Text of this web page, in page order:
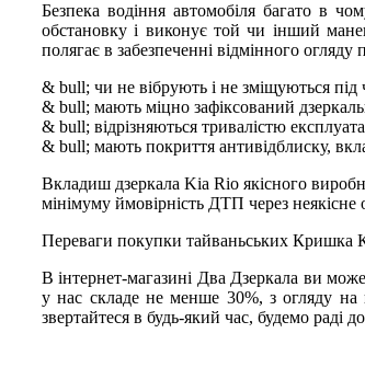
Безпека водіння автомобіля багато в
обстановку і виконує той чи інший
полягає в забезпеченні відмінного
& bull; чи не вібрують і не зміщуються під
& bull; мають міцно зафіксований
& bull; відрізняються тривалістю
& bull; мають покриття антивідблиску,
Вкладиш дзеркала Kia Rio якісного
мінімуму ймовірність ДТП через неякісне
Переваги покупки тайваньських Кришка
В інтернет-магазині Два Дзеркала ви
у нас складе не менше 30%, з огляду на
звертайтеся в будь-який час, будемо раді